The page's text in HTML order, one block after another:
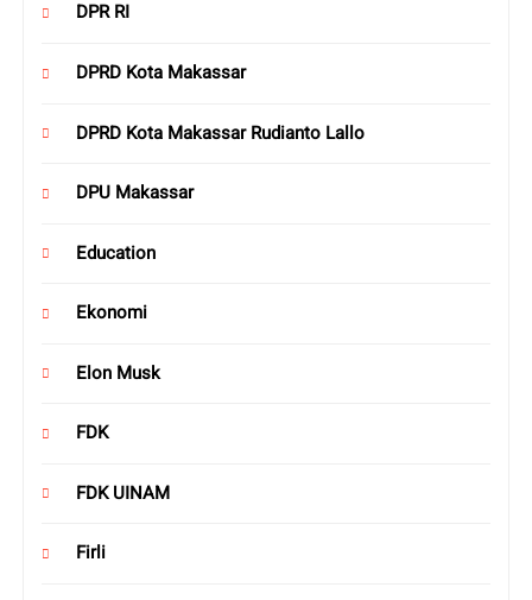
DPR RI
DPRD Kota Makassar
DPRD Kota Makassar Rudianto Lallo
DPU Makassar
Education
Ekonomi
Elon Musk
FDK
FDK UINAM
Firli